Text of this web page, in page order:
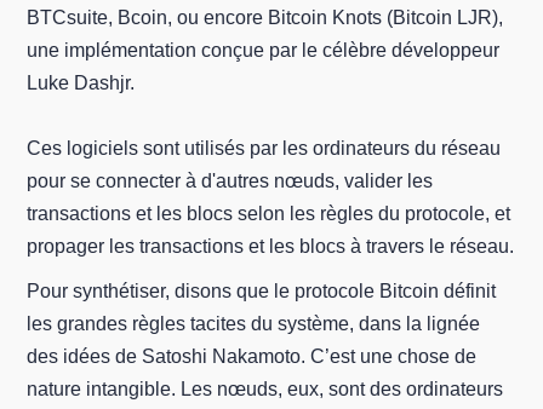
BTCsuite, Bcoin, ou encore Bitcoin Knots (Bitcoin LJR),
une implémentation conçue par le célèbre développeur
Luke Dashjr.
Ces logiciels sont utilisés par les ordinateurs du réseau
pour se connecter à d'autres nœuds, valider les
transactions et les blocs selon les règles du protocole, et
propager les transactions et les blocs à travers le réseau.
Pour synthétiser, disons que le protocole Bitcoin définit
les grandes règles tacites du système, dans la lignée
des idées de Satoshi Nakamoto. C’est une chose de
nature intangible. Les nœuds, eux, sont des ordinateurs